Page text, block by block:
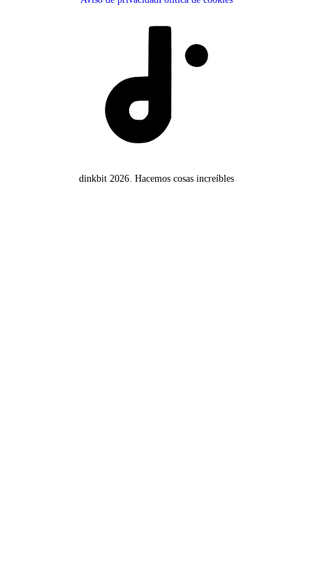
dinkbit 2026. Hacemos cosas increíbles